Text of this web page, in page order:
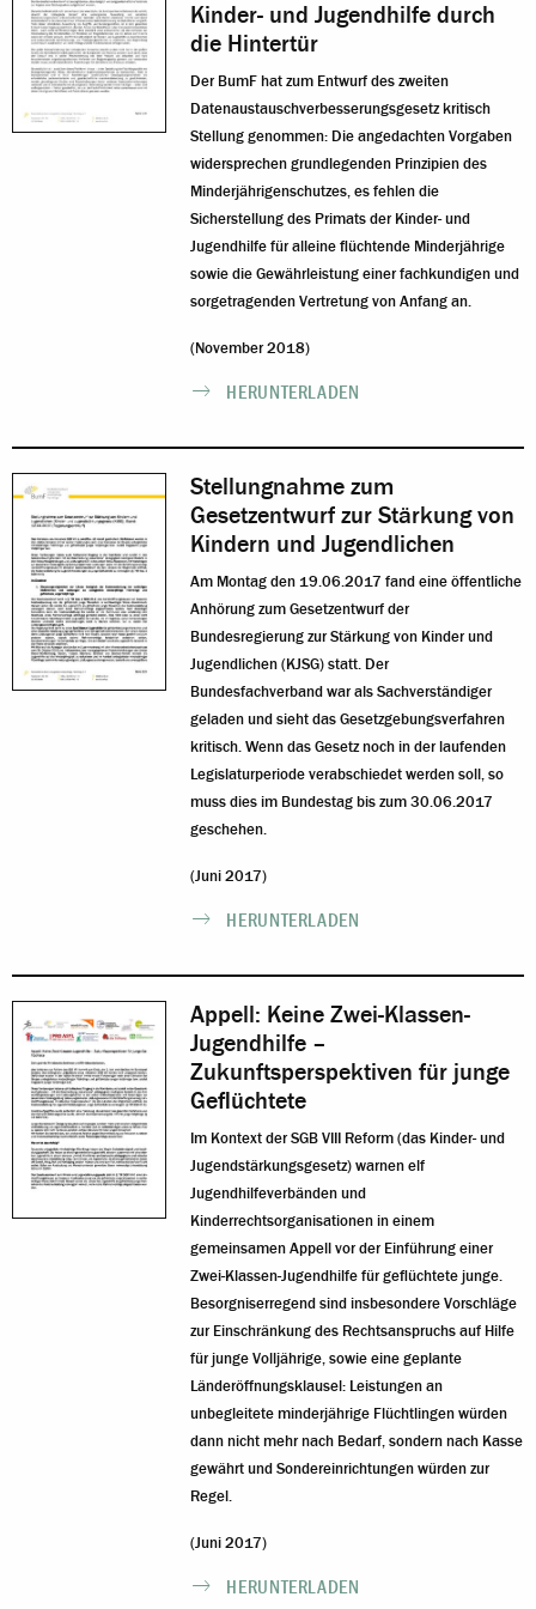
Fallzahlenbegrenzung in den Jugendämtern oder
verbindliche Personalschlüssel für Kitas und Heime.
Gefördert im Rahmen des Projektes „Gut ankommen –
Fachkräfte qualifizieren“. Dieses Projekt wird aus
Mittel aus dem Asyl-, Migrations- und
Flüchtlingsfonds kofinanziert.
Kinder- und Jugendhilfe durch
die Hintertür
Der BumF hat zum Entwurf des zweiten
Datenaustauschverbesserungsgesetz kritisch
Stellung genommen: Die angedachten Vorgaben
widersprechen grundlegenden Prinzipien des
Minderjährigenschutzes, es fehlen die
Sicherstellung des Primats der Kinder- und
Jugendhilfe für alleine flüchtende Minderjährige
sowie die Gewährleistung einer fachkundigen und
sorgetragenden Vertretung von Anfang an.
(November 2018)
HERUNTERLADEN
Stellungnahme zum
Gesetzentwurf zur Stärkung von
Kindern und Jugendlichen
Am Montag den 19.06.2017 fand eine öffentliche
Anhörung zum Gesetzentwurf der
Bundesregierung zur Stärkung von Kinder und
Jugendlichen (KJSG) statt. Der
Bundesfachverband war als Sachverständiger
geladen und sieht das Gesetzgebungsverfahren
kritisch. Wenn das Gesetz noch in der laufenden
Legislaturperiode verabschiedet werden soll, so
muss dies im Bundestag bis zum 30.06.2017
geschehen.
(Juni 2017)
HERUNTERLADEN
Appell: Keine Zwei-Klassen-
Jugendhilfe –
Zukunftsperspektiven für junge
Geflüchtete
Im Kontext der SGB VIII Reform (das Kinder- und
Jugendstärkungsgesetz) warnen elf
Jugendhilfeverbänden und
Kinderrechtsorganisationen in einem
gemeinsamen Appell vor der Einführung einer
Zwei-Klassen-Jugendhilfe für geflüchtete junge.
Besorgniserregend sind insbesondere Vorschläge
zur Einschränkung des Rechtsanspruchs auf Hilfe
für junge Volljährige, sowie eine geplante
Länderöffnungsklausel: Leistungen an
unbegleitete minderjährige Flüchtlingen würden
dann nicht mehr nach Bedarf, sondern nach Kasse
gewährt und Sondereinrichtungen würden zur
Regel.
(Juni 2017)
HERUNTERLADEN